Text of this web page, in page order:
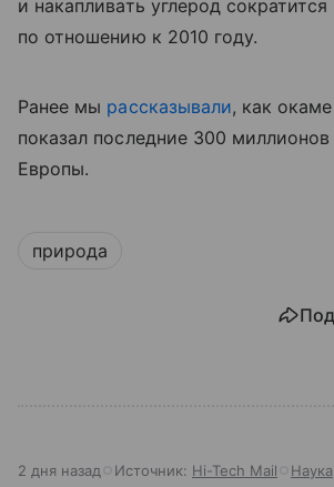
и накапливать углерод сократится
по отношению к 2010 году.
Ранее мы рассказывали, как
показал последние 300
Европы.
природа
2 дня назад Источник: Hi-Tech Mail Наука